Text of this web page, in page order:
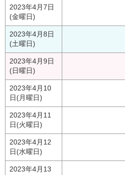
2023年4月7日
(金曜日)
2023年4月8日
(土曜日)
2023年4月9日
(日曜日)
2023年4月10
日(月曜日)
2023年4月11
日(火曜日)
2023年4月12
日(水曜日)
2023年4月13